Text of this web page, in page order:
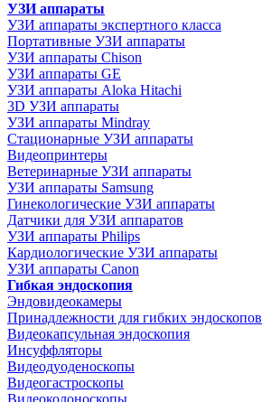
УЗИ аппараты
УЗИ аппараты экспертного класса
Портативные УЗИ аппараты
УЗИ аппараты Chison
УЗИ аппараты GE
УЗИ аппараты Aloka Hitachi
3D УЗИ аппараты
УЗИ аппараты Mindray
Стационарные УЗИ аппараты
Видеопринтеры
Ветеринарные УЗИ аппараты
УЗИ аппараты Samsung
Гинекологические УЗИ аппараты
Датчики для УЗИ аппаратов
УЗИ аппараты Philips
Кардиологические УЗИ аппараты
УЗИ аппараты Canon
Гибкая эндоскопия
Эндовидеокамеры
Принадлежности для гибких эндоскопов
Видеокапсульная эндоскопия
Инсуффляторы
Видеодуоденоскопы
Видеогастроскопы
Видеоколоноскопы